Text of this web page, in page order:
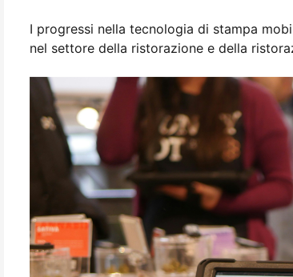
I progressi nella tecnologia di stampa
nel settore della ristorazione e della